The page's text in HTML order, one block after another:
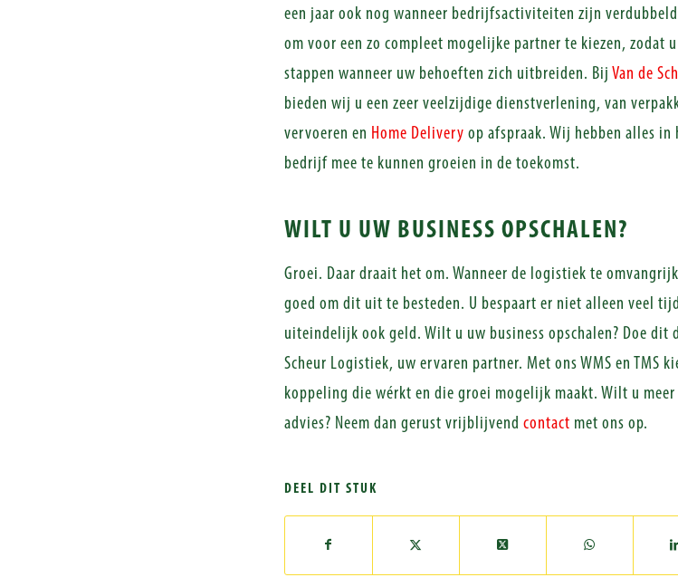
een jaar ook nog wanneer bedrijfsactiviteiten zijn
om voor een zo compleet mogelijke partner te kiezen, zodat
stappen wanneer uw behoeften zich uitbreiden. Bij Van de
bieden wij u een zeer veelzijdige dienstverlening, van
vervoeren en Home Delivery op afspraak. Wij hebben alles in
bedrijf mee te kunnen groeien in de toekomst.
WILT U UW BUSINESS OPSCHALEN?
Groei. Daar draait het om. Wanneer de logistiek te
goed om dit uit te besteden. U bespaart er niet alleen veel
uiteindelijk ook geld. Wilt u uw business opschalen? Doe dit
Scheur Logistiek, uw ervaren partner. Met ons WMS en TMS
koppeling die wérkt en die groei mogelijk maakt. Wilt u
advies? Neem dan gerust vrijblijvend contact met ons op.
DEEL DIT STUK